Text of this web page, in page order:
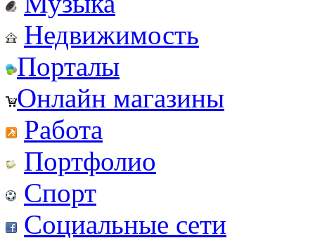
Недвижимость
Порталы
Онлайн магазины
Работа
Портфолио
Спорт
Социальные сети